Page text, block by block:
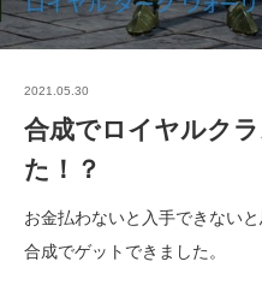
2021.05.30
合成でロイヤルク
た！？
お金払わないと入手できない
合成でゲットできました。